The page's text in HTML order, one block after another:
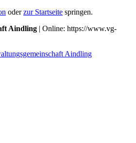
oderzur Startseite springen.
Aindling | Online: https://www.vg-